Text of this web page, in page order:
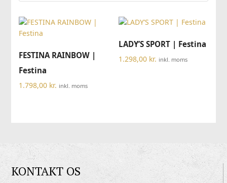
FESTINA RAINBOW |
Festina
1.798,00 kr. inkl. moms
LADY’S SPORT | Festina
1.298,00 kr. inkl. moms
KONTAKT OS